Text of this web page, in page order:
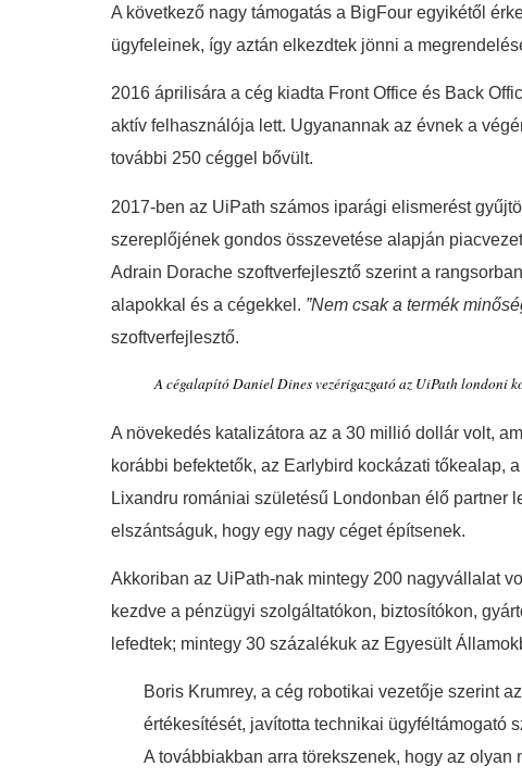
A következő nagy támogatás a BigFour egyikétől
ügyfeleinek, így aztán elkezdtek jönni a
2016 áprilisára a cég kiadta Front Office és Back
aktív felhasználója lett. Ugyanannak az évnek a
további 250 céggel bővült.
2017-ben az UiPath számos iparági elismerést
szereplőjének gondos összevetése alapján
Adrain Dorache szoftverfejlesztő szerint a
alapokkal és a cégekkel. ”Nem csak a termék
szoftverfejlesztő.
A cégalapító Daniel Dines vezérigazgató az UiPath londoni
A növekedés katalizátora az a 30 millió dollár volt,
korábbi befektetők, az Earlybird kockázati tőkealap,
Lixandru romániai születésű Londonban élő partner
elszántságuk, hogy egy nagy céget építsenek.
Akkoriban az UiPath-nak mintegy 200 nagyvállalat
kezdve a pénzügyi szolgáltatókon, biztosítókon,
lefedtek; mintegy 30 százalékuk az Egyesült
Boris Krumrey, a cég robotikai vezetője szerint
értékesítését, javította technikai ügyféltámogató
A továbbiakban arra törekszenek, hogy az